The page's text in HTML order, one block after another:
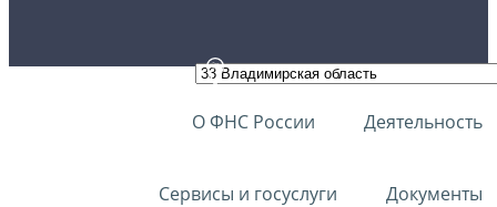
О ФНС России Деятельность
Сервисы и госуслуги Документы